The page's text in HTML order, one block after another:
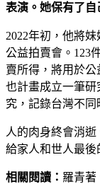
表演。她保有了自
2022年初，他將
公益拍賣會。123
賣所得，將用於
也計畫成立一筆
究，記錄台灣不同
人的肉身終會消
給家人和世人最後
相關閱讀： 羅青著